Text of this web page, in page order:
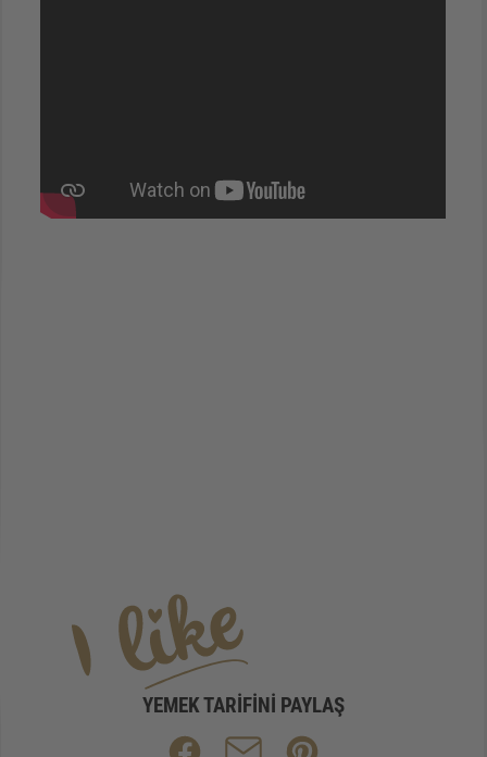
YEMEK TARIFINI PAYLAŞ